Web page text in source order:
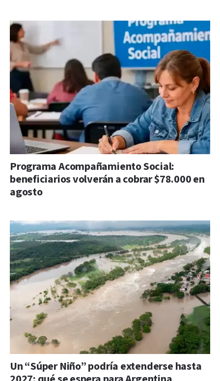
Programa Acompañamiento Social:
beneficiarios volverán a cobrar $78.000 en
agosto
Un “Súper Niño” podría extenderse hasta